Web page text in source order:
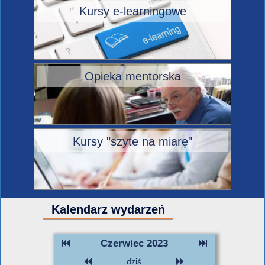
Kursy e-learningowe
Opieka mentorska
Kursy "szyte na miarę"
Kalendarz wydarzeń
Czerwiec 2023
dziś